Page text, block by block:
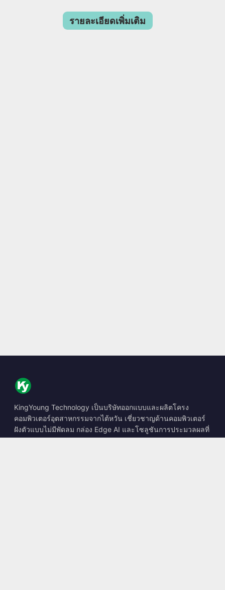
รายละเอียดเพิ่มเติม
KingYoung Technology เป็นบริษัทออกแบบและผลิตโครง
คอมพิวเตอร์อุตสาหกรรมจากไต้หวัน เชี่ยวชาญด้านคอมพิวเตอร์
ฝังตัวแบบไม่มีพัดลม กล่อง Edge AI และโซลูชันการประมวลผลที่
ทนทาน